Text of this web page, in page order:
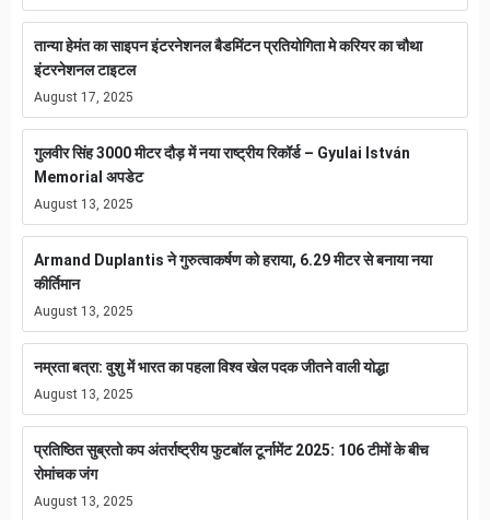
तान्या हेमंत का साइपन इंटरनेशनल बैडमिंटन प्रतियोगिता मे करियर का चौथा
इंटरनेशनल टाइटल
August 17, 2025
गुलवीर सिंह 3000 मीटर दौड़ में नया राष्ट्रीय रिकॉर्ड – Gyulai István
Memorial अपडेट
August 13, 2025
Armand Duplantis ने गुरुत्वाकर्षण को हराया, 6.29 मीटर से बनाया नया
कीर्तिमान
August 13, 2025
नम्रता बत्रा: वुशु में भारत का पहला विश्व खेल पदक जीतने वाली योद्धा
August 13, 2025
प्रतिष्ठित सुब्रतो कप अंतर्राष्ट्रीय फुटबॉल टूर्नामेंट 2025: 106 टीमों के बीच
रोमांचक जंग
August 13, 2025